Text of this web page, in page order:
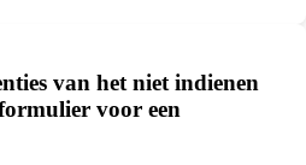
van het niet indienen
voor een